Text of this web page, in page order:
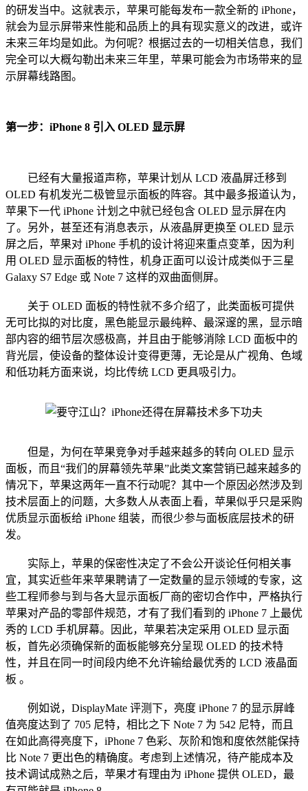
的研发当中。这就表示，苹果可能每发布一款全新的 iPhone，
就会为显示屏带来性能和品质上的具有现实意义的改进，或许
未来三年均是如此。为何呢？根据过去的一切相关信息，我们
完全可以大概勾勒出未来三年里，苹果可能会为市场带来的显
示屏幕线路图。
第一步：iPhone 8 引入 OLED 显示屏
已经有大量报道声称，苹果计划从 LCD 液晶屏迁移到
OLED 有机发光二极管显示面板的阵容。其中最多报道认为，
苹果下一代 iPhone 计划之中就已经包含 OLED 显示屏在内
了。另外，甚至还有消息表示，从液晶屏更换至 OLED 显示
屏之后，苹果对 iPhone 手机的设计将迎来重点变革，因为利
用 OLED 显示面板的特性，机身正面可以设计成类似于三星
Galaxy S7 Edge 或 Note 7 这样的双曲面侧屏。
关于 OLED 面板的特性就不多介绍了，此类面板可提供
无可比拟的对比度，黑色能显示最纯粹、最深邃的黑，显示暗
部内容的细节层次感极高，并且由于能够消除 LCD 面板中的
背光层，使设备的整体设计变得更薄，无论是从广视角、色域
和低功耗方面来说，均比传统 LCD 更具吸引力。
但是，为何在苹果竞争对手越来越多的转向 OLED 显示
面板，而且“我们的屏幕领先苹果”此类文案营销已越来越多的
情况下，苹果这两年一直不行动呢？其中一个原因必然涉及到
技术层面上的问题，大多数人从表面上看，苹果似乎只是采购
优质显示面板给 iPhone 组装，而很少参与面板底层技术的研
发。
实际上，苹果的保密性决定了不会公开谈论任何相关事
宜，其实近些年来苹果聘请了一定数量的显示领域的专家，这
些工程师参与到与各大显示面板厂商的密切合作中，严格执行
苹果对产品的零部件规范，才有了我们看到的 iPhone 7 上最优
秀的 LCD 手机屏幕。因此，苹果若决定采用 OLED 显示面
板，首先必须确保新的面板能够充分呈现 OLED 的技术特
性，并且在同一时间段内绝不允许输给最优秀的 LCD 液晶面
板 。
例如说，DisplayMate 评测下，亮度 iPhone 7 的显示屏峰
值亮度达到了 705 尼特，相比之下 Note 7 为 542 尼特，而且
在如此高得亮度下，iPhone 7 色彩、灰阶和饱和度依然能保持
比 Note 7 更出色的精确度。考虑到上述情况，待产能成本及
技术调试成熟之后，苹果才有理由为 iPhone 提供 OLED，最